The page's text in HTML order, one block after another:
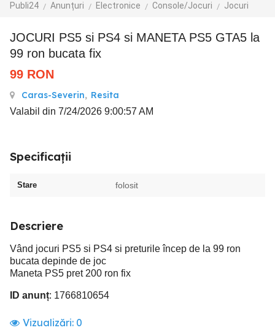
Publi24 Anunțuri Electronice Console/Jocuri Jocuri
JOCURI PS5 si PS4 si MANETA PS5 GTA5 la
99 ron bucata fix
99 RON
Caras-Severin, Resita
Valabil din 7/24/2026 9:00:57 AM
Specificații
Stare folosit
Descriere
Vând jocuri PS5 si PS4 si preturile încep de la 99 ron
bucata depinde de joc
Maneta PS5 pret 200 ron fix
ID anunț: 1766810654
Vizualizări: 0